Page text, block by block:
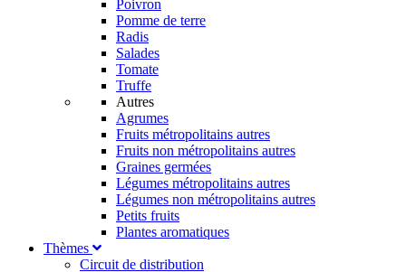
Poivron
Pomme de terre
Radis
Salades
Tomate
Truffe
Autres
Agrumes
Fruits métropolitains autres
Fruits non métropolitains autres
Graines germées
Légumes métropolitains autres
Légumes non métropolitains autres
Petits fruits
Plantes aromatiques
Thèmes
Circuit de distribution